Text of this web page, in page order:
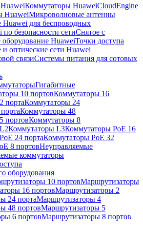
Коммутаторы HuaweiCloudEngine
HuaweiМикроволновые антенны
Huawei для беспроводных
безопасности сетиСнятое с
оборудование HuaweiТочки доступа
оптические сети Huawei
связиСистемы питания для сотовых
Гигабитные
10 портовКоммутаторы 16
портаКоммутаторы 24
Коммутаторы 48
портовКоммутаторы 8
Коммутаторы L3Коммутаторы PoE 16
24 портаКоммутаторы PoE 32
8 портовНеуправляемые
коммутаторы
оборудования
10 портовМаршрутизаторы
16 портовМаршрутизаторы 2
24 портаМаршрутизаторы 4
48 портовМаршрутизаторы 5
6 портовМаршрутизаторы 8 портов